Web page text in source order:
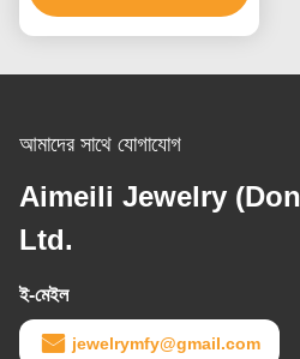
আমাদের সাথে যোগাযোগ
Aimeili Jewelry
Ltd.
ই-মেইল
jewelrymfy@gmail.com